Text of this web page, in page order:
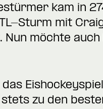
kam in
Sturm mit
möchte auch
zu den